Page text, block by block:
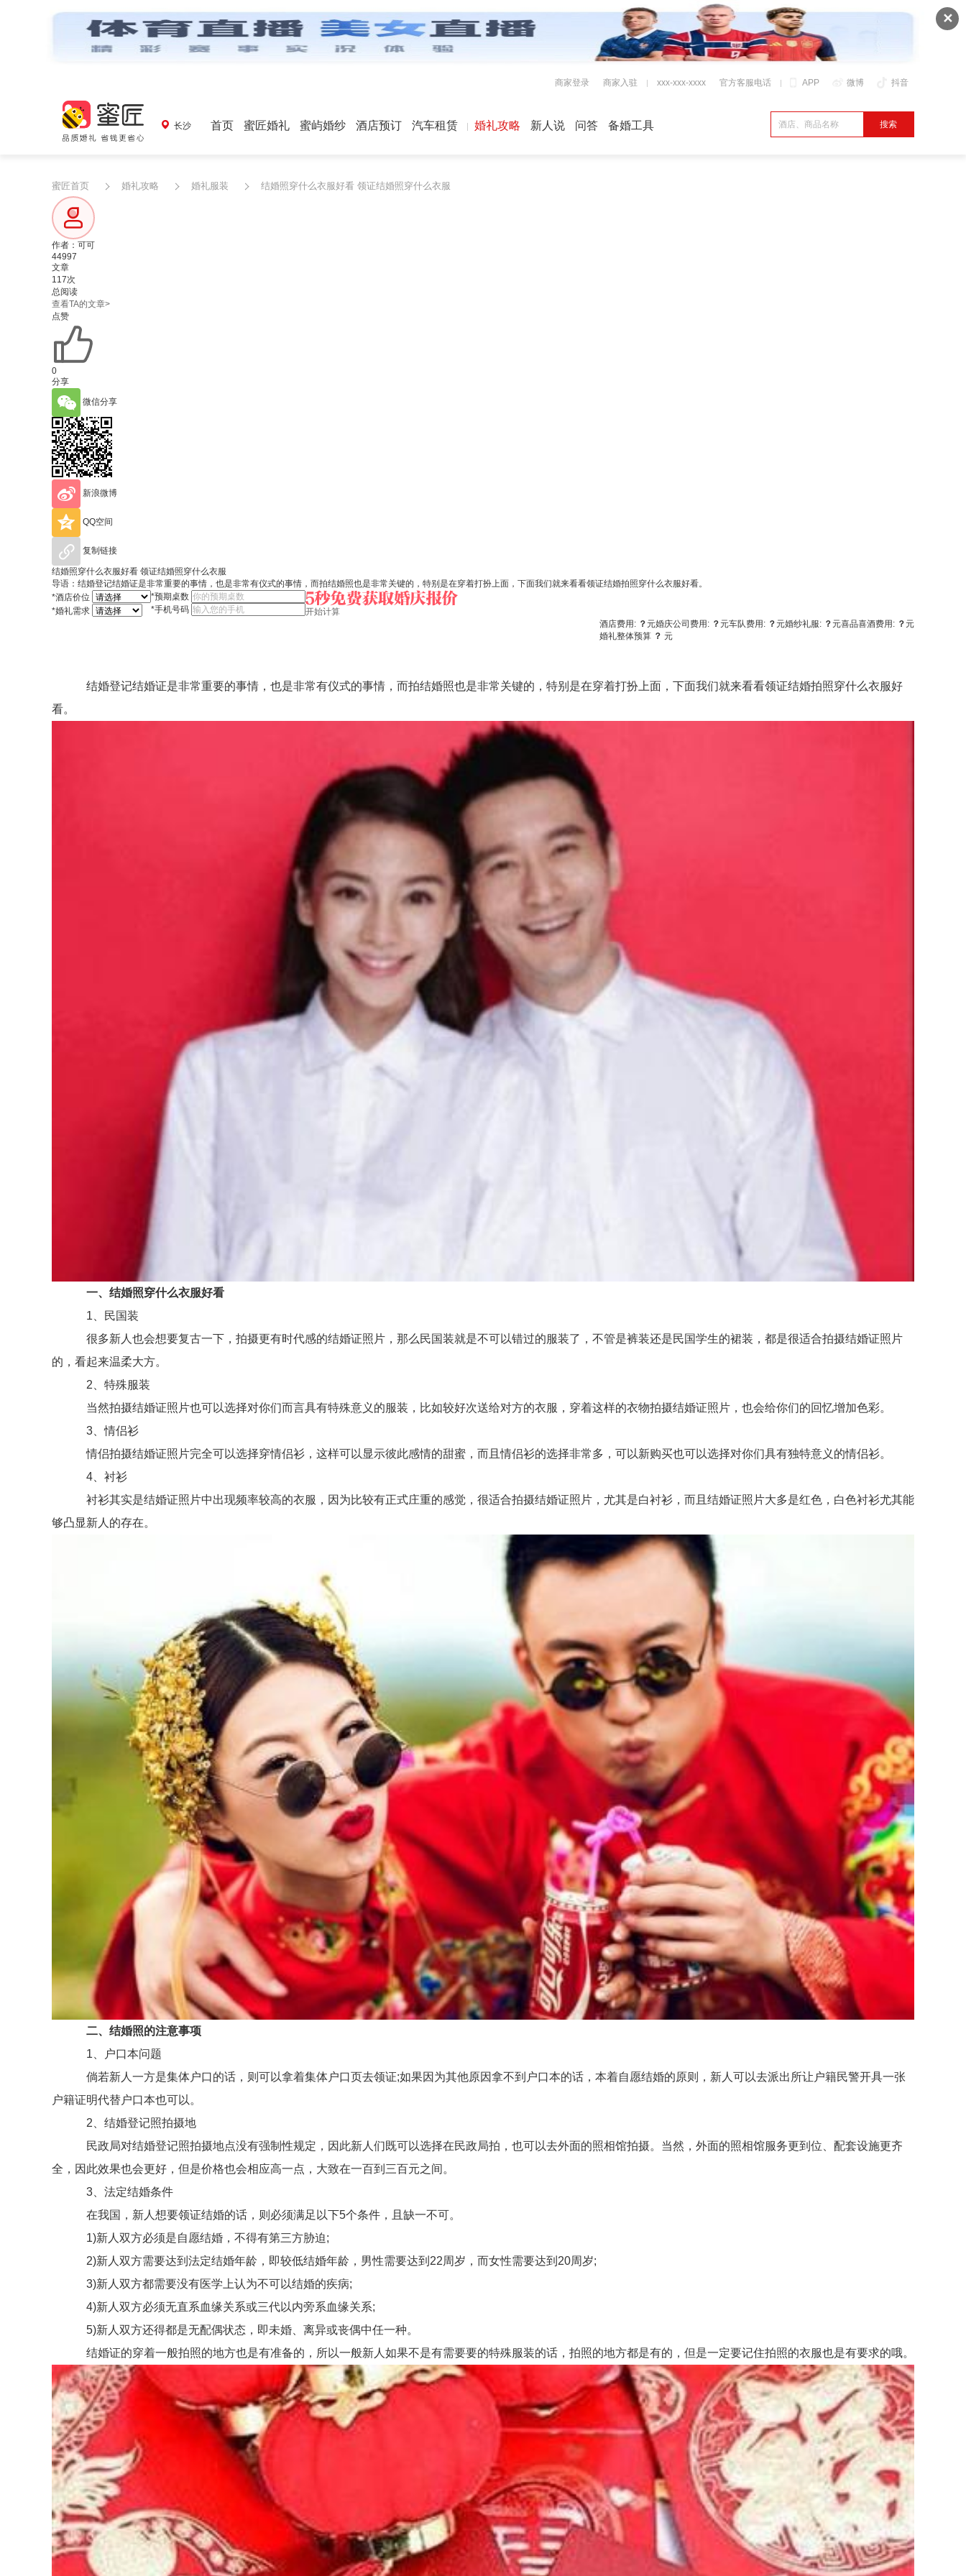
✕
APP 微博 抖音
商家登录 商家入驻 xxx-xxx-xxxx 官方客服电话
长沙 首页 蜜匠婚礼 蜜屿婚纱 酒店预订 汽车租赁 婚礼攻略 新人说 问答 备婚工具
蜜匠首页 婚礼攻略 婚礼服装 结婚照穿什么衣服好看 领证结婚照穿什么衣服
作者：可可
44997
文章
117次
总阅读
查看TA的文章>
点赞
0
分享
微信分享
新浪微博
QQ空间
复制链接
结婚照穿什么衣服好看 领证结婚照穿什么衣服
导语：结婚登记结婚证是非常重要的事情，也是非常有仪式的事情，而拍结婚照也是非常关键的，特别是在穿着打扮上面，下面我们就来看看领证结婚拍照穿什么衣服好看。
*酒店价位
*婚礼需求
*预期桌数
*手机号码
开始计算
酒店费用: ？元婚庆公司费用: ？元车队费用: ？元婚纱礼服: ？元喜品喜酒费用: ？元
婚礼整体预算 ？ 元
结婚登记结婚证是非常重要的事情，也是非常有仪式的事情，而拍结婚照也是非常关键的，特别是在穿着打扮上面，下面我们就来看看领证结婚拍照穿什么衣服好
看。
一、结婚照穿什么衣服好看
1、民国装
很多新人也会想要复古一下，拍摄更有时代感的结婚证照片，那么民国装就是不可以错过的服装了，不管是裤装还是民国学生的裙装，都是很适合拍摄结婚证照片
的，看起来温柔大方。
2、特殊服装
当然拍摄结婚证照片也可以选择对你们而言具有特殊意义的服装，比如较好次送给对方的衣服，穿着这样的衣物拍摄结婚证照片，也会给你们的回忆增加色彩。
3、情侣衫
情侣拍摄结婚证照片完全可以选择穿情侣衫，这样可以显示彼此感情的甜蜜，而且情侣衫的选择非常多，可以新购买也可以选择对你们具有独特意义的情侣衫。
4、衬衫
衬衫其实是结婚证照片中出现频率较高的衣服，因为比较有正式庄重的感觉，很适合拍摄结婚证照片，尤其是白衬衫，而且结婚证照片大多是红色，白色衬衫尤其能
够凸显新人的存在。
二、结婚照的注意事项
1、户口本问题
倘若新人一方是集体户口的话，则可以拿着集体户口页去领证;如果因为其他原因拿不到户口本的话，本着自愿结婚的原则，新人可以去派出所让户籍民警开具一张
户籍证明代替户口本也可以。
2、结婚登记照拍摄地
民政局对结婚登记照拍摄地点没有强制性规定，因此新人们既可以选择在民政局拍，也可以去外面的照相馆拍摄。当然，外面的照相馆服务更到位、配套设施更齐
全，因此效果也会更好，但是价格也会相应高一点，大致在一百到三百元之间。
3、法定结婚条件
在我国，新人想要领证结婚的话，则必须满足以下5个条件，且缺一不可。
1)新人双方必须是自愿结婚，不得有第三方胁迫;
2)新人双方需要达到法定结婚年龄，即较低结婚年龄，男性需要达到22周岁，而女性需要达到20周岁;
3)新人双方都需要没有医学上认为不可以结婚的疾病;
4)新人双方必须无直系血缘关系或三代以内旁系血缘关系;
5)新人双方还得都是无配偶状态，即未婚、离异或丧偶中任一种。
结婚证的穿着一般拍照的地方也是有准备的，所以一般新人如果不是有需要要的特殊服装的话，拍照的地方都是有的，但是一定要记住拍照的衣服也是有要求的哦。